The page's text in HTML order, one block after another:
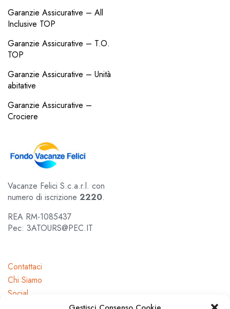
Garanzie Assicurative – All
Inclusive TOP
Garanzie Assicurative – T.O.
TOP
Garanzie Assicurative – Unità
abitative
Garanzie Assicurative –
Crociere
Vacanze Felici S.c.a.r.l. con
numero di iscrizione 2220.
REA RM-1085437
Pec: 3ATOURS@PEC.IT
Contattaci
Chi Siamo
Social